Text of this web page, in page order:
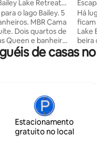
Lake Retreat
o lago Bailey. 5
Cama
Dois quartos de
Queen e banheiro
de estar e
a parede de vidro,
5 minutos a
de pesca,
7 milhas para
para a
Glacier W.
épico
Há
Lake
beira
no
na
de casas
Estacionamento
gratuito no local